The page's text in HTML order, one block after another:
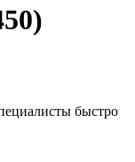
быстро